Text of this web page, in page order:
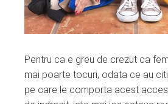
Pentru ca e greu de crezut ca
mai poarte tocuri, odata ce au
pe care le comporta acest